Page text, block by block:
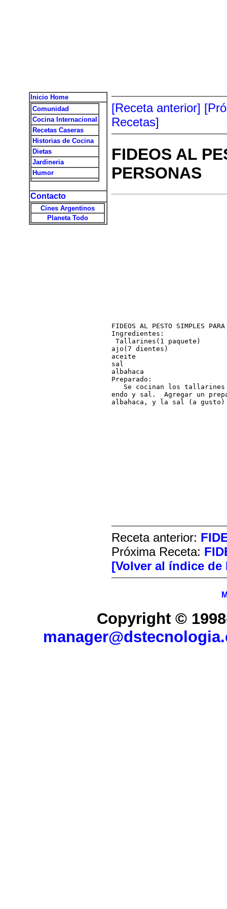
Inicio Home
Comunidad
Cocina Internacional
Recetas Caseras
Historias de Cocina
Dietas
Jardineria
Humor
Contacto
Cines Argentinos
Planeta Todo
[Receta anterior]
Recetas]
FIDEOS AL
PERSONAS
FIDEOS AL PESTO SIMPLES PARA
Ingredientes:
Tallarines(1 paquete)
ajo(7 dientes)
aceite
sal
albahaca
Preparado:
Se cocinan los
endo y sal.  Agregar un
albahaca, y la sal (a
Receta anterior:
Próxima Receta:
[Volver al índice de
Copyright ©